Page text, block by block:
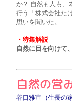
か？ 自然も人も、
行う「株式会社た
思いを聞いた。
・特集解説
自然に目を向けて
自然の営
谷口雅宣（生長の